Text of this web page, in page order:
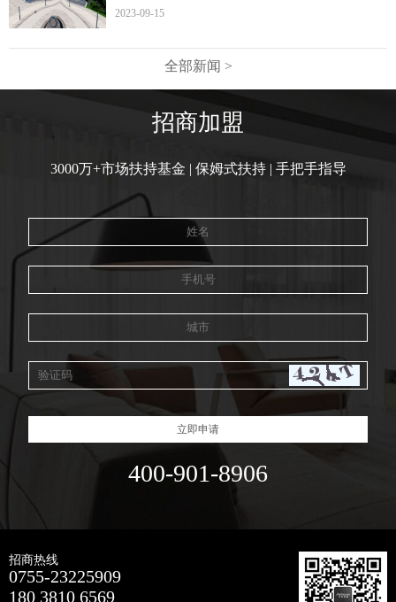
2023-09-15
全部新闻 >
招商加盟
3000万+市场扶持基金 | 保姆式扶持 | 手把手指导
立即申请
400-901-8906
招商热线
0755-23225909
180 3810 6569